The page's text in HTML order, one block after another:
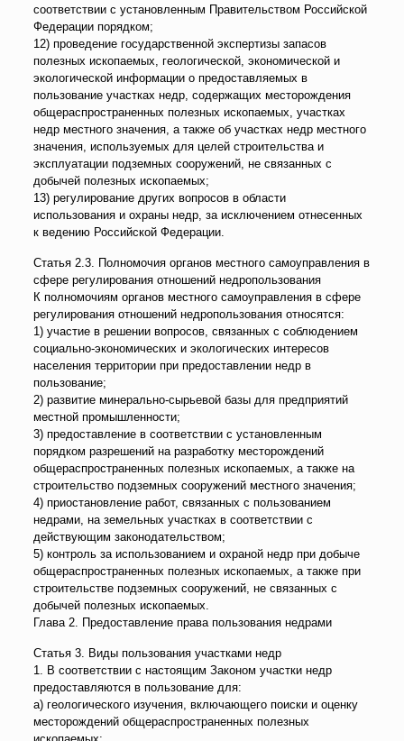
соответствии с установленным Правительством Российской
Федерации порядком;
12) проведение государственной экспертизы запасов
полезных ископаемых, геологической, экономической и
экологической информации о предоставляемых в
пользование участках недр, содержащих месторождения
общераспространенных полезных ископаемых, участках
недр местного значения, а также об участках недр местного
значения, используемых для целей строительства и
эксплуатации подземных сооружений, не связанных с
добычей полезных ископаемых;
13) регулирование других вопросов в области
использования и охраны недр, за исключением отнесенных
к ведению Российской Федерации.
Статья 2.3. Полномочия органов местного самоуправления в
сфере регулирования отношений недропользования
К полномочиям органов местного самоуправления в сфере
регулирования отношений недропользования относятся:
1) участие в решении вопросов, связанных с соблюдением
социально-экономических и экологических интересов
населения территории при предоставлении недр в
пользование;
2) развитие минерально-сырьевой базы для предприятий
местной промышленности;
3) предоставление в соответствии с установленным
порядком разрешений на разработку месторождений
общераспространенных полезных ископаемых, а также на
строительство подземных сооружений местного значения;
4) приостановление работ, связанных с пользованием
недрами, на земельных участках в соответствии с
действующим законодательством;
5) контроль за использованием и охраной недр при добыче
общераспространенных полезных ископаемых, а также при
строительстве подземных сооружений, не связанных с
добычей полезных ископаемых.
Глава 2. Предоставление права пользования недрами
Статья 3. Виды пользования участками недр
1. В соответствии с настоящим Законом участки недр
предоставляются в пользование для:
а) геологического изучения, включающего поиски и оценку
месторождений общераспространенных полезных